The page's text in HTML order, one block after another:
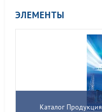
ЭЛЕМЕНТЫ
Каталог